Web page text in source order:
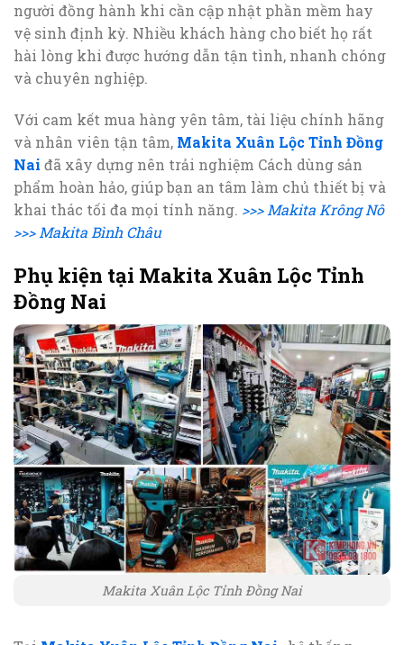
người đồng hành khi cần cập nhật phần mềm hay
vệ sinh định kỳ. Nhiều khách hàng cho biết họ rất
hài lòng khi được hướng dẫn tận tình, nhanh chóng
và chuyên nghiệp.
Với cam kết mua hàng yên tâm, tài liệu chính hãng
và nhân viên tận tâm, Makita Xuân Lộc Tỉnh Đồng
Nai đã xây dựng nên trải nghiệm Cách dùng sản
phẩm hoàn hảo, giúp bạn an tâm làm chủ thiết bị và
khai thác tối đa mọi tính năng. >>> Makita Krông Nô
>>> Makita Bình Châu
Phụ kiện tại Makita Xuân Lộc Tỉnh
Đồng Nai
Makita Xuân Lộc Tỉnh Đồng Nai